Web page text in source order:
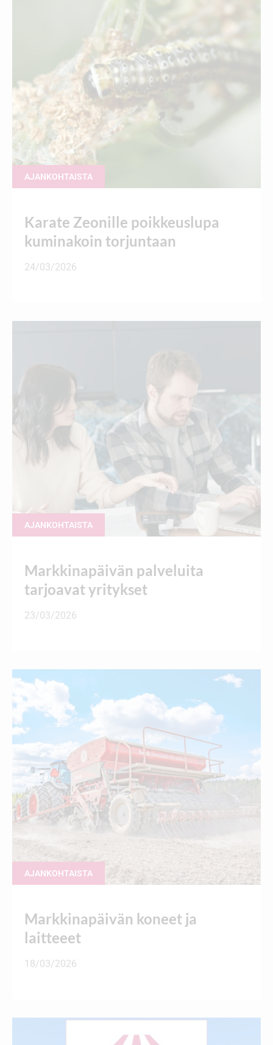
AJANKOHTAISTA
Karate Zeonille poikkeuslupa
kuminakoin torjuntaan
24/03/2026
AJANKOHTAISTA
Markkinapäivän palveluita
tarjoavat yritykset
23/03/2026
AJANKOHTAISTA
Markkinapäivän koneet ja
laitteeet
18/03/2026